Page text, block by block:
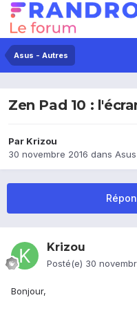
Asus - Autres
Zen Pad 10 :
Par Krizou
30 novembre 2016 dans
Krizou
Posté(e) 30
Bonjour,